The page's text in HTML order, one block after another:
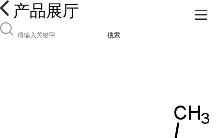
产品展厅
搜索